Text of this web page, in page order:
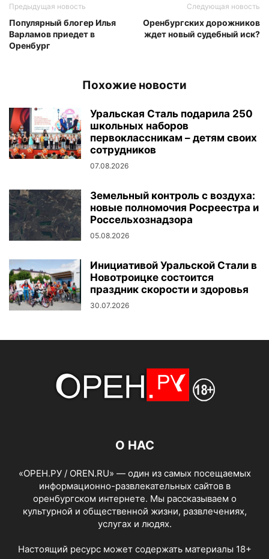
Предыдущая новость
Популярный блогер Илья
Варламов приедет в
Оренбург
Следующая новость
Оренбургских дорожников
ждет новый судебный иск?
Похожие новости
Уральская Сталь подарила 250
школьных наборов
первоклассникам – детям своих
сотрудников
07.08.2026
Земельный контроль с воздуха:
новые полномочия Росреестра и
Россельхознадзора
05.08.2026
Инициативой Уральской Стали в
Новотроицке состоится
праздник скорости и здоровья
30.07.2026
О НАС
«ОРЕН.РУ / OREN.RU» — один из самых посещаемых
информационно-развлекательных сайтов в
оренбургском интернете. Мы рассказываем о
культурной и общественной жизни, развлечениях,
услугах и людях.
Настоящий ресурс может содержать материалы 18+